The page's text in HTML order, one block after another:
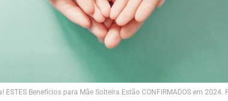
ESTES Benefícios para Mãe Solteira Estão CONFIRMADOS em 2024.